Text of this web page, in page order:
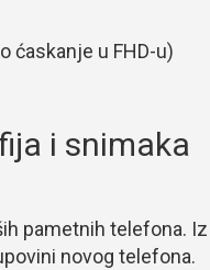
ćaskanje u FHD-u)
i snimaka
pametnih telefona. Iz
novog telefona.